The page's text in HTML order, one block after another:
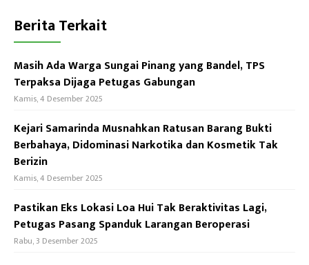
Berita Terkait
Masih Ada Warga Sungai Pinang yang Bandel, TPS
Terpaksa Dijaga Petugas Gabungan
Kamis, 4 Desember 2025
Kejari Samarinda Musnahkan Ratusan Barang Bukti
Berbahaya, Didominasi Narkotika dan Kosmetik Tak
Berizin
Kamis, 4 Desember 2025
Pastikan Eks Lokasi Loa Hui Tak Beraktivitas Lagi,
Petugas Pasang Spanduk Larangan Beroperasi
Rabu, 3 Desember 2025